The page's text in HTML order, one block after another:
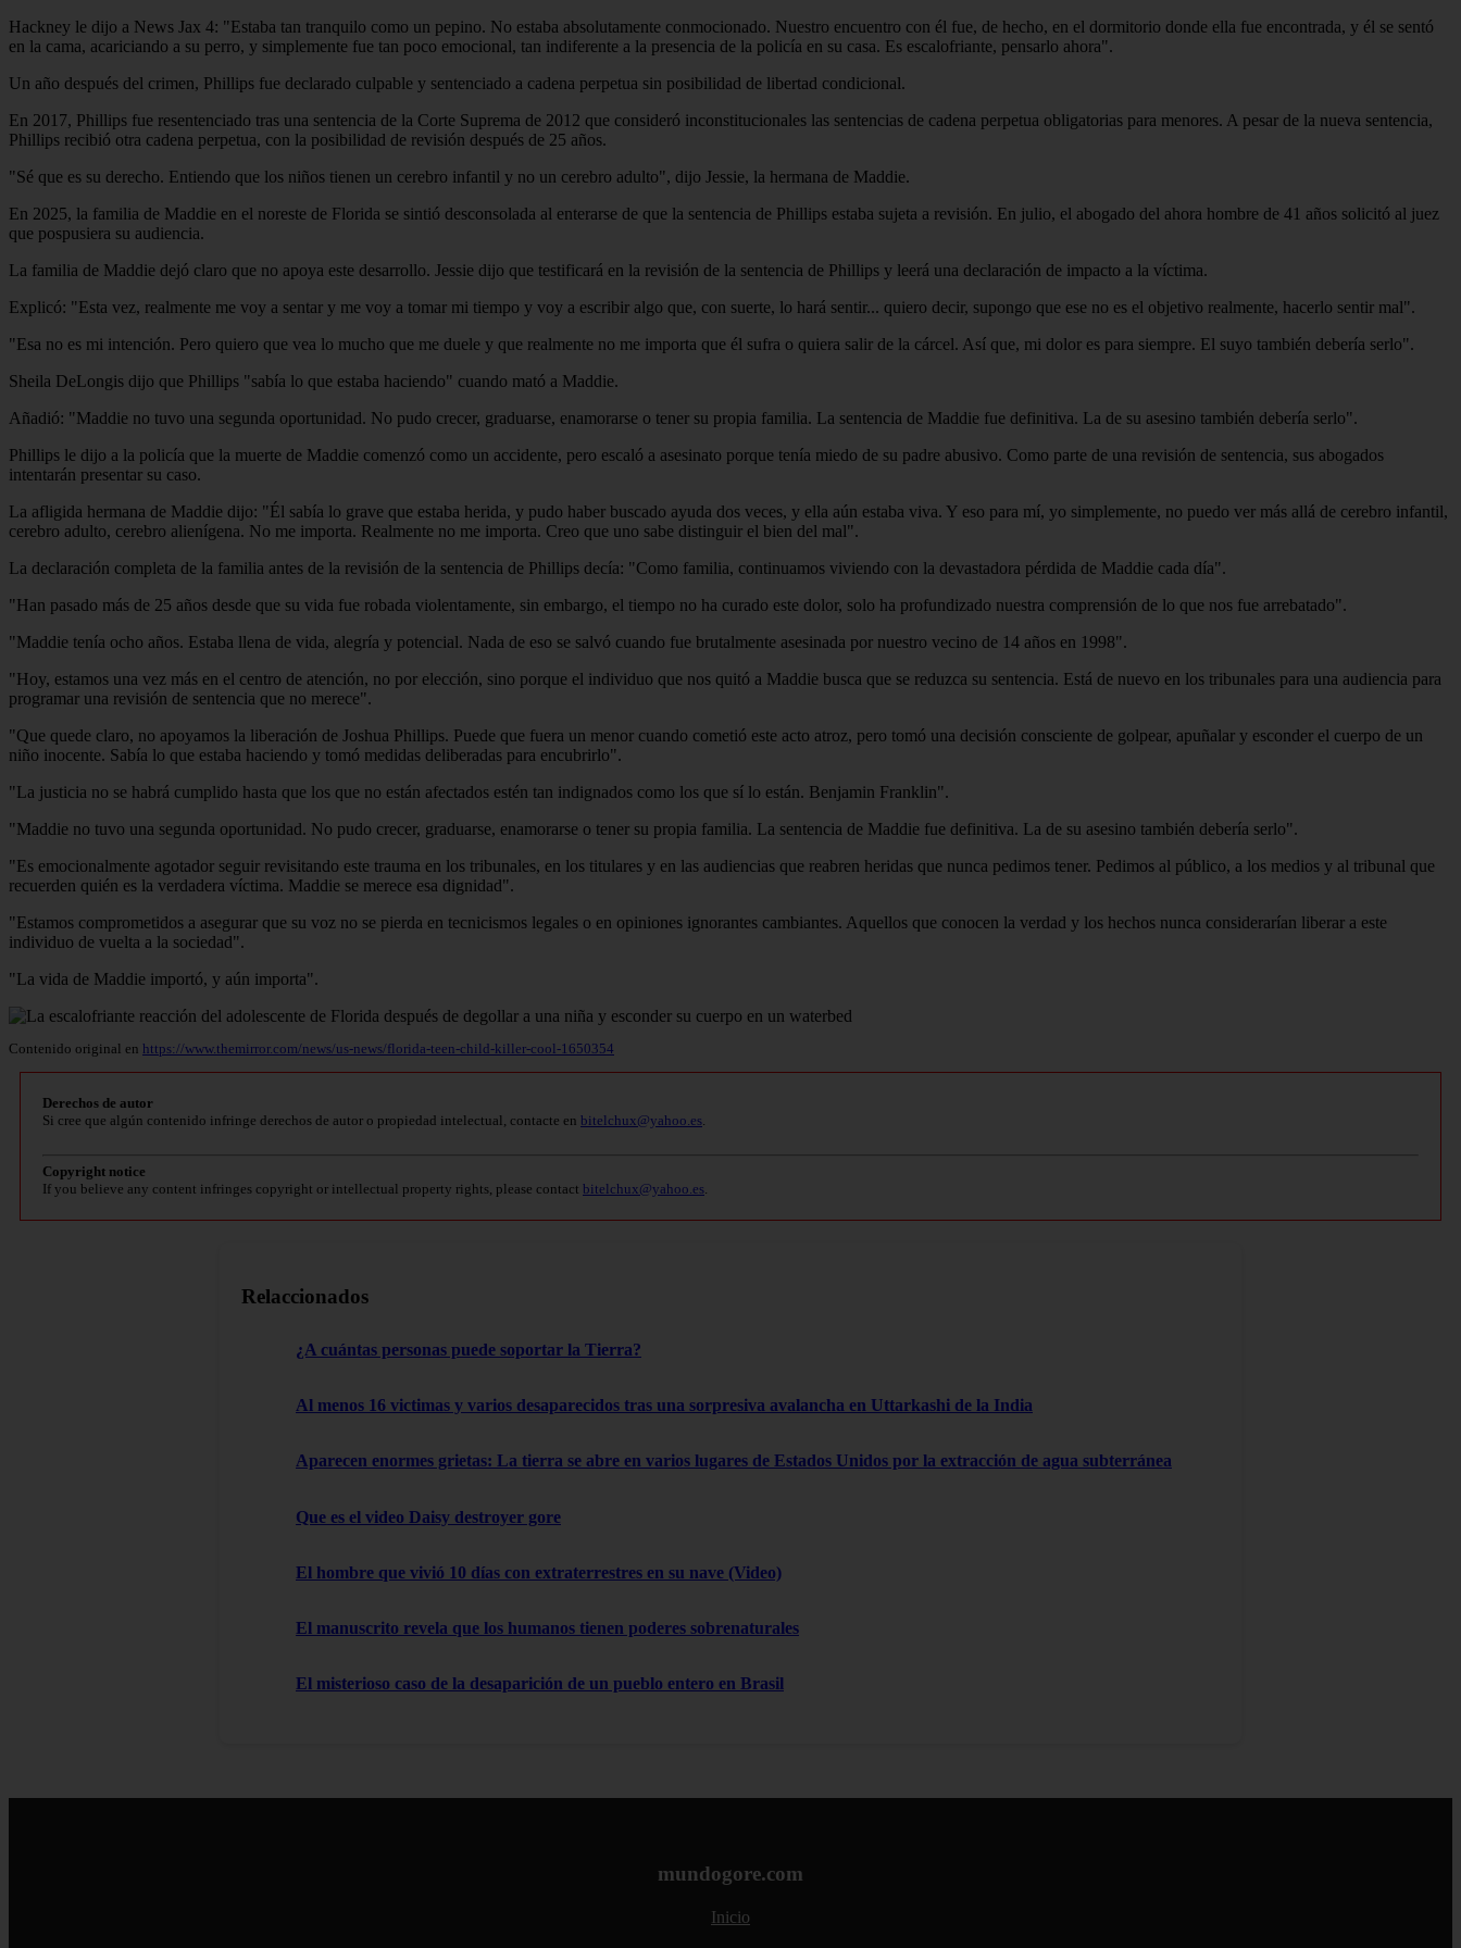
Hackney le dijo a News Jax 4: "Estaba tan tranquilo como un pepino. No estaba absolutamente conmocionado. Nuestro encuentro con él fue, de hecho, en el dormitorio donde ella fue encontrada, y él se sentó
en la cama, acariciando a su perro, y simplemente fue tan poco emocional, tan indiferente a la presencia de la policía en su casa. Es escalofriante, pensarlo ahora".
Un año después del crimen, Phillips fue declarado culpable y sentenciado a cadena perpetua sin posibilidad de libertad condicional.
En 2017, Phillips fue resentenciado tras una sentencia de la Corte Suprema de 2012 que consideró inconstitucionales las sentencias de cadena perpetua obligatorias para menores. A pesar de la nueva sentencia,
Phillips recibió otra cadena perpetua, con la posibilidad de revisión después de 25 años.
"Sé que es su derecho. Entiendo que los niños tienen un cerebro infantil y no un cerebro adulto", dijo Jessie, la hermana de Maddie.
En 2025, la familia de Maddie en el noreste de Florida se sintió desconsolada al enterarse de que la sentencia de Phillips estaba sujeta a revisión. En julio, el abogado del ahora hombre de 41 años solicitó al juez
que pospusiera su audiencia.
La familia de Maddie dejó claro que no apoya este desarrollo. Jessie dijo que testificará en la revisión de la sentencia de Phillips y leerá una declaración de impacto a la víctima.
Explicó: "Esta vez, realmente me voy a sentar y me voy a tomar mi tiempo y voy a escribir algo que, con suerte, lo hará sentir... quiero decir, supongo que ese no es el objetivo realmente, hacerlo sentir mal".
"Esa no es mi intención. Pero quiero que vea lo mucho que me duele y que realmente no me importa que él sufra o quiera salir de la cárcel. Así que, mi dolor es para siempre. El suyo también debería serlo".
Sheila DeLongis dijo que Phillips "sabía lo que estaba haciendo" cuando mató a Maddie.
Añadió: "Maddie no tuvo una segunda oportunidad. No pudo crecer, graduarse, enamorarse o tener su propia familia. La sentencia de Maddie fue definitiva. La de su asesino también debería serlo".
Phillips le dijo a la policía que la muerte de Maddie comenzó como un accidente, pero escaló a asesinato porque tenía miedo de su padre abusivo. Como parte de una revisión de sentencia, sus abogados
intentarán presentar su caso.
La afligida hermana de Maddie dijo: "Él sabía lo grave que estaba herida, y pudo haber buscado ayuda dos veces, y ella aún estaba viva. Y eso para mí, yo simplemente, no puedo ver más allá de cerebro infantil,
cerebro adulto, cerebro alienígena. No me importa. Realmente no me importa. Creo que uno sabe distinguir el bien del mal".
La declaración completa de la familia antes de la revisión de la sentencia de Phillips decía: "Como familia, continuamos viviendo con la devastadora pérdida de Maddie cada día".
"Han pasado más de 25 años desde que su vida fue robada violentamente, sin embargo, el tiempo no ha curado este dolor, solo ha profundizado nuestra comprensión de lo que nos fue arrebatado".
"Maddie tenía ocho años. Estaba llena de vida, alegría y potencial. Nada de eso se salvó cuando fue brutalmente asesinada por nuestro vecino de 14 años en 1998".
"Hoy, estamos una vez más en el centro de atención, no por elección, sino porque el individuo que nos quitó a Maddie busca que se reduzca su sentencia. Está de nuevo en los tribunales para una audiencia para
programar una revisión de sentencia que no merece".
"Que quede claro, no apoyamos la liberación de Joshua Phillips. Puede que fuera un menor cuando cometió este acto atroz, pero tomó una decisión consciente de golpear, apuñalar y esconder el cuerpo de un
niño inocente. Sabía lo que estaba haciendo y tomó medidas deliberadas para encubrirlo".
"La justicia no se habrá cumplido hasta que los que no están afectados estén tan indignados como los que sí lo están. Benjamin Franklin".
"Maddie no tuvo una segunda oportunidad. No pudo crecer, graduarse, enamorarse o tener su propia familia. La sentencia de Maddie fue definitiva. La de su asesino también debería serlo".
"Es emocionalmente agotador seguir revisitando este trauma en los tribunales, en los titulares y en las audiencias que reabren heridas que nunca pedimos tener. Pedimos al público, a los medios y al tribunal que
recuerden quién es la verdadera víctima. Maddie se merece esa dignidad".
"Estamos comprometidos a asegurar que su voz no se pierda en tecnicismos legales o en opiniones ignorantes cambiantes. Aquellos que conocen la verdad y los hechos nunca considerarían liberar a este
individuo de vuelta a la sociedad".
"La vida de Maddie importó, y aún importa".
Contenido original en https://www.themirror.com/news/us-news/florida-teen-child-killer-cool-1650354
Derechos de autor
Si cree que algún contenido infringe derechos de autor o propiedad intelectual, contacte en bitelchux@yahoo.es.
Copyright notice
If you believe any content infringes copyright or intellectual property rights, please contact bitelchux@yahoo.es.
Relaccionados
¿A cuántas personas puede soportar la Tierra?
Al menos 16 victimas y varios desaparecidos tras una sorpresiva avalancha en Uttarkashi de la India
Aparecen enormes grietas: La tierra se abre en varios lugares de Estados Unidos por la extracción de agua subterránea
Que es el video Daisy destroyer gore
El hombre que vivió 10 días con extraterrestres en su nave (Video)
El manuscrito revela que los humanos tienen poderes sobrenaturales
El misterioso caso de la desaparición de un pueblo entero en Brasil
mundogore.com
Inicio